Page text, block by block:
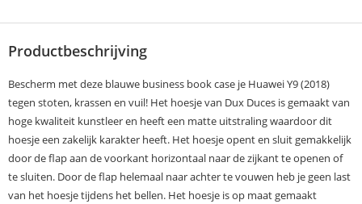
Productbeschrijving
Bescherm met deze blauwe business book case je Huawei Y9 (2018)
tegen stoten, krassen en vuil! Het hoesje van Dux Duces is gemaakt van
hoge kwaliteit kunstleer en heeft een matte uitstraling waardoor dit
hoesje een zakelijk karakter heeft. Het hoesje opent en sluit gemakkelijk
door de flap aan de voorkant horizontaal naar de zijkant te openen of
te sluiten. Door de flap helemaal naar achter te vouwen heb je geen last
van het hoesje tijdens het bellen. Het hoesje is op maat gemaakt